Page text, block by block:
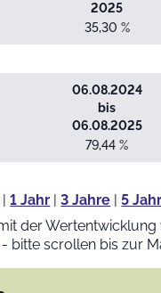
2025
35,30 %
06.08.2024
bis
06.08.2025
79,44 %
|1 Jahr |3 Jahre |5
der
bitte scrollen bis zur